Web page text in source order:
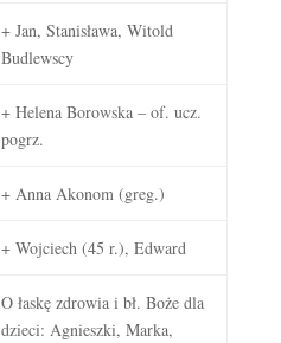
+ Jan, Stanisława, Witold
Budlewscy
+ Helena Borowska – of. ucz.
pogrz.
+ Anna Akonom (greg.)
+ Wojciech (45 r.), Edward
O łaskę zdrowia i bł. Boże dla
dzieci: Agnieszki, Marka,